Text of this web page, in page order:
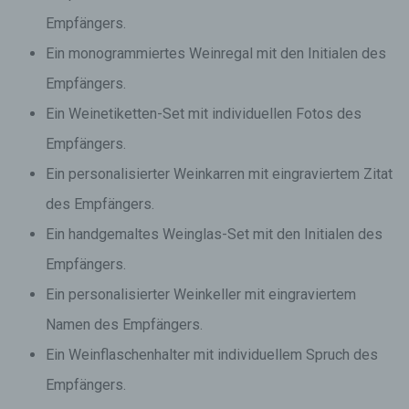
Empfängers.
Ein monogrammiertes Weinregal mit den Initialen des
Empfängers.
Ein Weinetiketten-Set mit individuellen Fotos des
Empfängers.
Ein personalisierter Weinkarren mit eingraviertem Zitat
des Empfängers.
Ein handgemaltes Weinglas-Set mit den Initialen des
Empfängers.
Ein personalisierter Weinkeller mit eingraviertem
Namen des Empfängers.
Ein Weinflaschenhalter mit individuellem Spruch des
Empfängers.